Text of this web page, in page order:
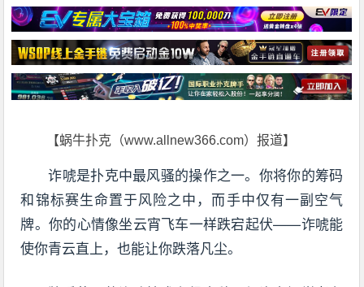
【蜗牛扑克（www.allnew366.com）报道】
诈唬是扑克中最风骚的操作之一。你将你的筹码
和锦标赛生命置于风险之中，而手中仅有一副空气
牌。你的心情像坐云宵飞车一样跌宕起伏——诈唬能
使你青云直上，也能让你跌落凡尘。